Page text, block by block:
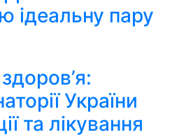
ідеальну пару
України
та лікування